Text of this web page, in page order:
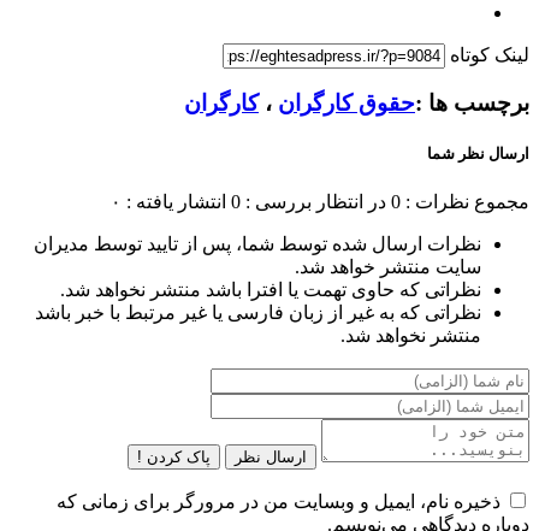
لینک کوتاه
برچسب ها :حقوق کارگران ،کارگران
ارسال نظر شما
مجموع نظرات : 0 در انتظار بررسی : 0 انتشار یافته : ۰
نظرات ارسال شده توسط شما، پس از تایید توسط مدیران
سایت منتشر خواهد شد.
نظراتی که حاوی تهمت یا افترا باشد منتشر نخواهد شد.
نظراتی که به غیر از زبان فارسی یا غیر مرتبط با خبر باشد
منتشر نخواهد شد.
ارسال نظر پاک کردن !
ذخیره نام، ایمیل و وبسایت من در مرورگر برای زمانی که
دوباره دیدگاهی می‌نویسم.